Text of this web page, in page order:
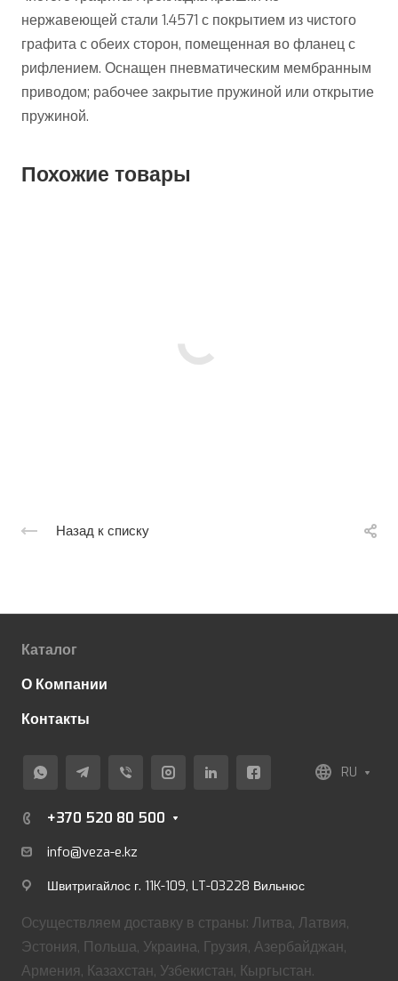
нержавеющей стали 1.4571 с покрытием из чистого
графита с обеих сторон, помещенная во фланец с
рифлением. Оснащен пневматическим мембранным
приводом; рабочее закрытие пружиной или открытие
пружиной.
Похожие товары
Назад к списку
Каталог
О Компании
Контакты
RU
+370 520 80 500
info@veza-e.kz
Швитригайлос г. 11K-109, LT-03228 Вильнюс
Осуществляем доставку в страны: Литва, Латвия,
Эстония, Польша, Украина, Грузия, Азербайджан,
Армения, Казахстан, Узбекистан, Кыргыстан.